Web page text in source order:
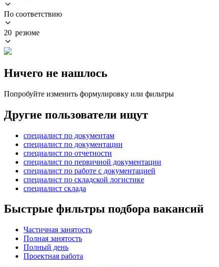
По соответствию
20 резюме
Ничего не нашлось
Попробуйте изменить формулировку или фильтры
Другие пользователи ищут
специалист по документам
специалист по документации
специалист по отчетности
специалист по первичной документации
специалист по работе с документацией
специалист по складской логистике
специалист склада
Быстрые фильтры подбора вакансий
Частичная занятость
Полная занятость
Полный день
Проектная работа